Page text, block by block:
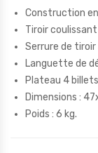
Construction
Tiroir
Serrure de
Languette de
Plateau 4 billets
Dimensions :
Poids : 6 kg.